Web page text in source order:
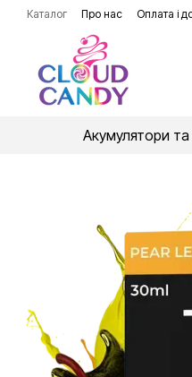
Перейти до основного
Каталог Про нас Оплата і
Акумулятори